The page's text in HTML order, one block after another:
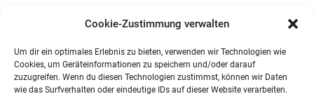
Cookie-Zustimmung verwalten
Um dir ein optimales Erlebnis zu bieten, verwenden wir Technologien wie
Cookies, um Geräteinformationen zu speichern und/oder darauf
zuzugreifen. Wenn du diesen Technologien zustimmst, können wir Daten
wie das Surfverhalten oder eindeutige IDs auf dieser Website verarbeiten.